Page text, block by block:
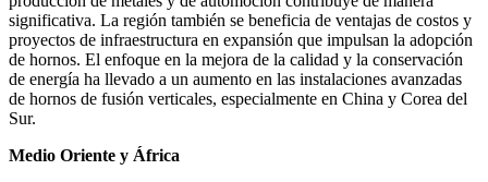
significativa. La región también se beneficia de ventajas de costos y
proyectos de infraestructura en expansión que impulsan la adopción
de hornos. El enfoque en la mejora de la calidad y la conservación
de energía ha llevado a un aumento en las instalaciones avanzadas
de hornos de fusión verticales, especialmente en China y Corea del
Sur.
Medio Oriente y África